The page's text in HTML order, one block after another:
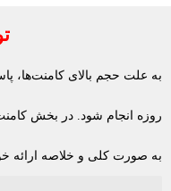
روزه انجام شود. در بخش
به صورت کلی و خلاصه ارائه